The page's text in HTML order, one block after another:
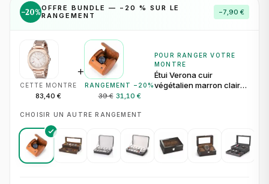
−20%OFFRE BUNDLE — − 20 % SUR LE
RANGEMENT
−7,90 €
CETTE MONTRE
83,40 €
+
RANGEMENT − 20 %
39 € 31,10 €
POUR RANGER VOTRE
MONTRE
Étui Verona cuir
végétalien marron clair
CHOISIR UN AUTRE RANGEMENT